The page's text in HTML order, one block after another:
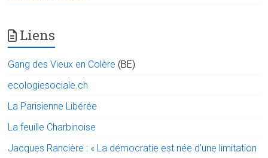
Liens
Gang des Vieux en Colère (BE)
ecologiesociale.ch
La Parisienne Libérée
La feuille Charbinoise
Jacques Rancière : « La démocratie est née d’une limitation